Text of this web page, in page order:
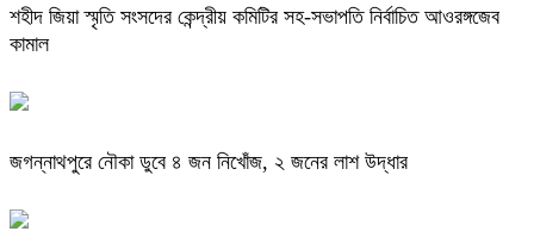
শহীদ জিয়া স্মৃতি সংসদের কেন্দ্রীয় কমিটির সহ-সভাপতি নির্বাচিত আওরঙ্গজেব
কামাল
জগন্নাথপুরে নৌকা ডুবে ৪ জন নিখোঁজ, ২ জনের লাশ উদ্ধার